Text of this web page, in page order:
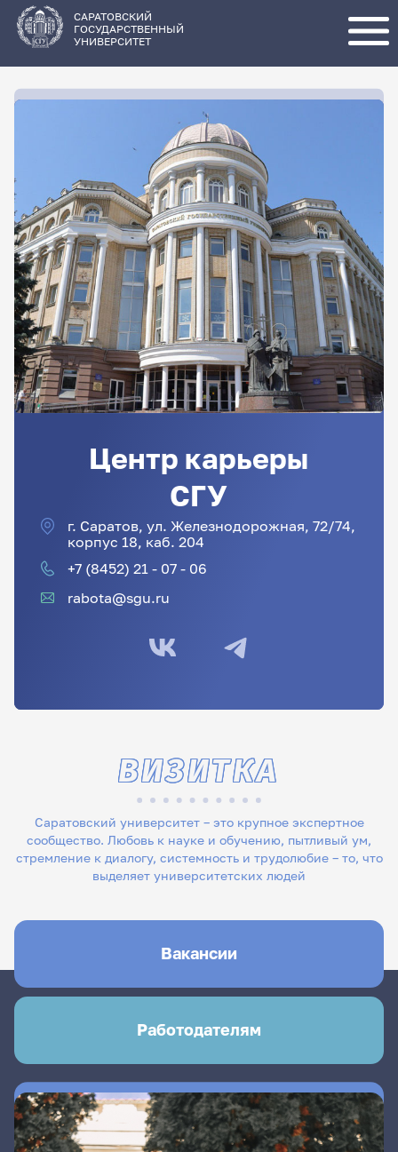
основному
содержанию
САРАТОВСКИЙ
ГОСУДАРСТВЕННЫЙ
УНИВЕРСИТЕТ
Центр карьеры
СГУ
г. Саратов, ул. Железнодорожная, 72/74,
корпус 18, каб. 204
+7 (8452) 21 - 07 - 06
rabota@sgu.ru
Саратовский университет – это крупное экспертное
сообщество. Любовь к науке и обучению, пытливый ум,
стремление к диалогу, системность и трудолюбие – то, что
выделяет университетских людей
ВИЗИТКА
Вакансии
Работодателям